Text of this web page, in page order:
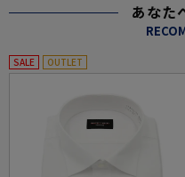
あなた
SALE OUTLET